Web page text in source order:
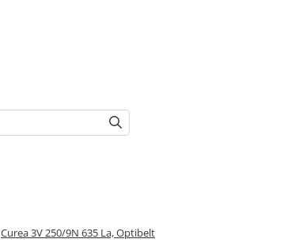
Curea 3V 250/9N 635 La, Optibelt